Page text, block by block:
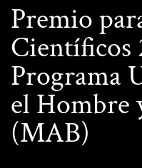
Premio
Científicos
Programa
el Hombre
(MAB)